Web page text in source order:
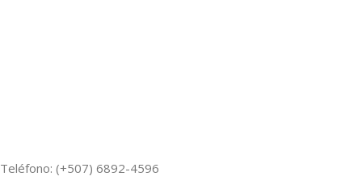
Teléfono: (+507) 6892-4596